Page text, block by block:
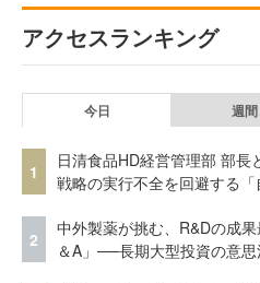
アクセスランキング
今日 週間
1
日清食品HD経営管理部 部長
戦略の実行不全を回避する
2
中外製薬が挑む、R&Dの成
＆A」──長期大型投資の意